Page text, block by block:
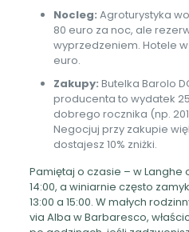
Nocleg: Agroturystyka
80 euro za noc, ale
wyprzedzeniem. Hotele
euro.
Zakupy: Butelka Barolo
producenta to wydatek
dobrego rocznika (np.
Negocjuj przy zakupie
dostajesz 10% zniżki.
Pamiętaj o czasie – w Langhe
14:00, a winiarnie często
13:00 a 15:00. W małych
via Alba w Barbaresco,